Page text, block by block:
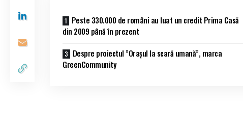
Peste 330.000 de români au luat un credit Prima Casă
din 2009 până în prezent
Despre proiectul ”Orașul la scară umană”, marca
GreenCommunity